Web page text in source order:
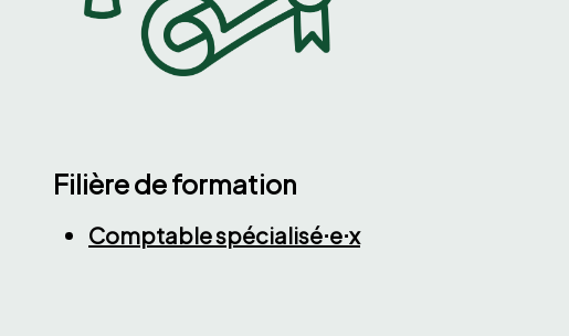
Filière de formation
Comptable spécialisé⋅e⋅x